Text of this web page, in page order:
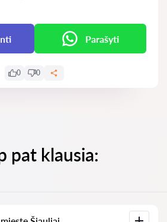
Parašyti
0 0
pat klausia: